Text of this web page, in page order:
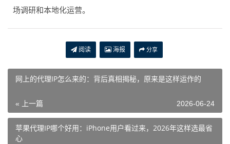
场调研和本地化运营。
阅读 海报 分享
网上的代理IP怎么来的：背后真相揭秘，原来是这样运作的
« 上一篇 2026-06-24
苹果代理IP哪个好用：iPhone用户看过来，2026年这样选最省
心